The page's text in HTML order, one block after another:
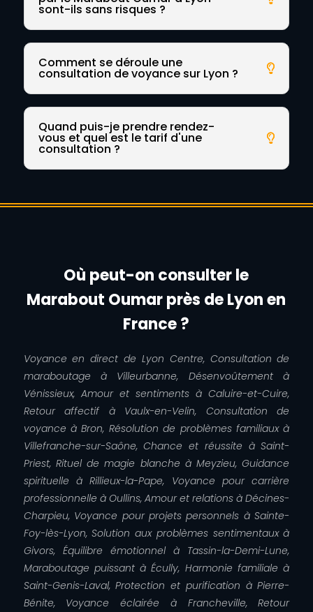
sont-ils sans risques ?
Comment se déroule une
consultation de voyance sur Lyon ?
Quand puis-je prendre rendez-
vous et quel est le tarif d'une
consultation ?
Où peut-on consulter le
Marabout Oumar près de Lyon en
France ?
Voyance en direct de Lyon Centre, Consultation de
maraboutage à Villeurbanne, Désenvoûtement à
Vénissieux, Amour et sentiments à Caluire-et-Cuire,
Retour affectif à Vaulx-en-Velin, Consultation de
voyance à Bron, Résolution de problèmes familiaux à
Villefranche-sur-Saône, Chance et réussite à Saint-
Priest, Rituel de magie blanche à Meyzieu, Guidance
spirituelle à Rillieux-la-Pape, Voyance pour carrière
professionnelle à Oullins, Amour et relations à Décines-
Charpieu, Voyance pour projets personnels à Sainte-
Foy-lès-Lyon, Solution aux problèmes sentimentaux à
Givors, Équilibre émotionnel à Tassin-la-Demi-Lune,
Maraboutage puissant à Écully, Harmonie familiale à
Saint-Genis-Laval, Protection et purification à Pierre-
Bénite, Voyance éclairée à Francheville, Retour